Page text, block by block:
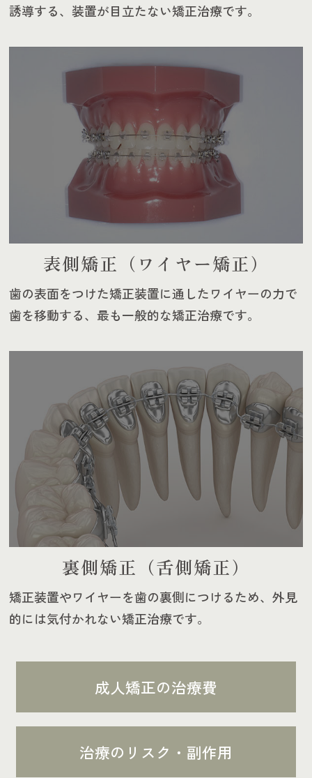
誘導する、装置が目立たない矯正治療です。
表側矯正（ワイヤー矯正）
歯の表面をつけた矯正装置に通したワイヤーの力で
歯を移動する、最も一般的な矯正治療です。
裏側矯正（舌側矯正）
矯正装置やワイヤーを歯の裏側につけるため、外見
的には気付かれない矯正治療です。
成人矯正の治療費
治療のリスク・副作用